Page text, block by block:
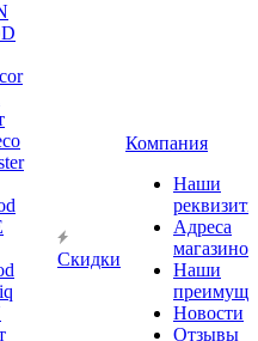
Скидки
Компания
Наши
Адреса
магазинов
Наши
Новости
Отзывы